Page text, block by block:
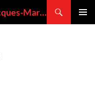
VOLCANMANIA : le blog de Jacques-Marie BARDINTZEFF, volcanologue